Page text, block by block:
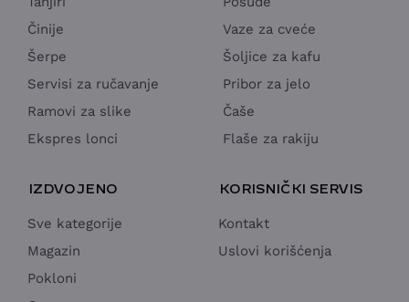
Činije
Šerpe
Servisi za ručavanje
Ramovi za slike
Ekspres lonci
Vaze za cveće
Šoljice za kafu
Pribor za jelo
Čaše
Flaše za rakiju
IZDVOJENO
Sve kategorije
Magazin
Pokloni
KORISNIČKI SERVIS
Kontakt
Uslovi korišćenja